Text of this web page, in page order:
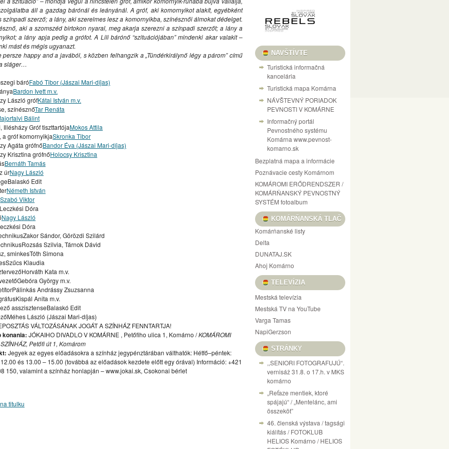
KOMÁROMI / KOMÁRŇANSKÝ JAZZPIKNIK
/ MOSOLYGÓ MÁKVIRÁGOK, ILLATOS TULIPÁNOK
AMI ÖSSZEKÖT”
/ FESTIVAL BOROSTYÁN
I. FELVIDÉKI NÉPZENÉSZTALÁLKOZÓ
PROGRAM REBELI A DRAMAŤÁK HĽADAJÚ POSILY
SYLVIA MAGÁN MŰVÉSZETI ALAPISKOLA
ÉS RÓZSÁK“
ERŐDTÚRÁK SLOVENSKÍ REBELI – PRIDAJ SA K NÁM !
HASHTAGKN
ORGONAESTÉK
V KOMÁRNE
PO DUNAJI A VÁHU
ÓVODÁK, ALAP ÉS KOZÉPISKOLÁK HÍREI ÉS EREDMÉNYEI
STREET WORKOUT PARK KOMÁRNO
– „A KOMÁROMI HAJÓGYÁRTÁS 125 ÉVE”
RC COMORRA MODEL CLUB KOMÁRNO
PROGRAMAJÁNLÓ – TÝŽDENNÝ / HETI
/ DRAMAŤÁK / DIVADLO KOMORA
VÝSTAVA
RENDEZVÉNYEK – ANDVETNÉ PODUJATIA
KOMÁRNA WWW.PEVNOST-KOMARNO.SK
A PREZMECZKY PÉTER
áll a gazdag bárónál és leányánál. A gróf, aki komornyikot alakít, egyébként
színpadi szerző; a lány, aki szerelmes lesz a komornyikba, színésznői álmokat dédelget.
aki a szomszéd birtokon nyaral, meg akarja szerezni a színpadi szerzőt; a lány a
a lány apja pedig a grófot. A Lili bárónő “szituációjában” mindenki akar valakit –
mást és mégis ugyanazt.
persze happy and a javából, s közben felhangzik a „Tündérkirálynő légy a párom” című
sláger…
báróFabó Tibor (Jászai Mari-díjas)
Bardon Ivett m.v.
László grófKátai István m.v.
színésznőTar Renáta
Bálint
Illésházy Gróf tiszttartójaMokos Attila
a gróf komornyikjaSkronka Tibor
Agáta grófnőBandor Éva (Jászai Mari-díjas)
Krisztina grófnőHolocsy Krisztina
Bernáth Tamás
úrNagy László
Edit
Németh István
Szabó Viktor
Dóra
Nagy László
Dóra
Sándor, Görözdi Szilárd
Szilvia, Tárnok Dávid
sminkesTóth Simona
Klaudia
Kata m.v.
György m.v.
Andrássy Zsuzsanna
Anita m.v.
asszisztenseBalaskó Edit
László (Jászai Mari-díjas)
VÁLTOZÁSÁNAK JOGÁT A SZÍNHÁZ FENNTARTJA!
konania: JÓKAIHO DIVADLO V KOMÁRNE , Petőfiho ulica 1, Komárno /KOMÁROMI
Petőfi út 1, Komárom
Jegyek az egyes előadásokra a színház jegypénztárában válthatók: Hétfő–péntek:
és 13.00 – 15.00 (továbbá az előadások kezdete előtt egy órával) Információ: +421
150, valamint a színház honlapján – www.jokai.sk, Csokonai bérlet
titulku
NAVŠTÍVTE
Turistická informačná
kancelária
Turistická mapa Komárna
NÁVŠTEVNÝ PORIADOK
PEVNOSTI V KOMÁRNE
Informačný portál
Pevnostného systému
Komárna www.pevnost-
komarno.sk
Bezplatná mapa a informácie
Poznávacie cesty Komárnom
KOMÁROMI ERŐDRENDSZER /
KOMÁRŇANSKÝ PEVNOSTNÝ
SYSTÉM fotoalbum
KOMÁRŇANSKÁ TLAČ
Komárňanské listy
Delta
DUNATAJ.SK
Ahoj Komárno
TELEVÍZIA
Mestská televízia
Mestská TV na YouTube
Varga Tamas
NapiGerzson
STRÁNKY
,,SENIORI FOTOGRAFUJÚ“.
vernisáž 31.8. o 17.h. v MKS
komárno
„Reťaze mentiek, ktoré
spájajú“ / „Mentelánc, ami
összeköt”
46. členská výstava / tagsági
kiálítás / FOTOKLUB
HELIOS Komárno / HELIOS